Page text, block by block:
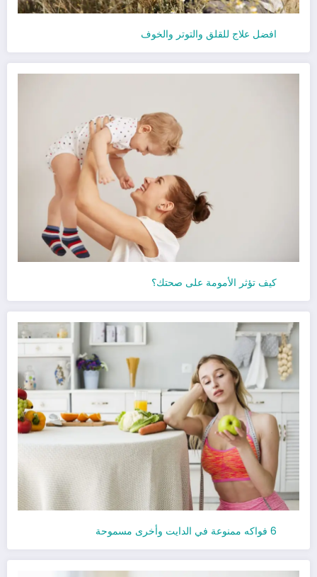
افضل علاج للقلق والتوتر والخوف
كيف تؤثر الأمومة على صحتك؟
6 فواكه ممنوعة في الدايت وأخرى مسموحة